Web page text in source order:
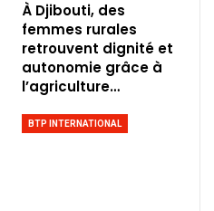
À Djibouti, des
femmes rurales
retrouvent dignité et
autonomie grâce à
l’agriculture…
BTP INTERNATIONAL